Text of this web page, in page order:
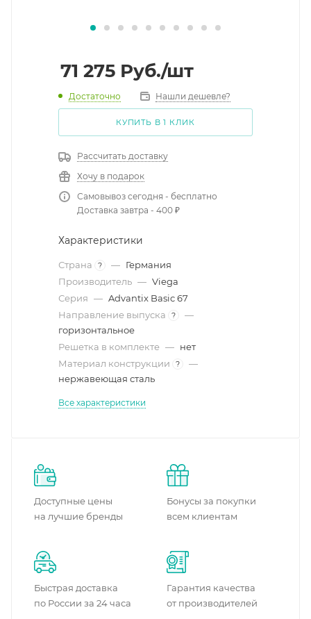
71 275 Руб./шт
Достаточно Нашли дешевле?
КУПИТЬ В 1 КЛИК
Рассчитать доставку
Хочу в подарок
Самовывоз сегодня - бесплатно
Доставка завтра - 400 ₽
Характеристики
Страна ? — Германия
Производитель — Viega
Серия — Advantix Basic 67
Направление выпуска
?
—
горизонтальное
Решетка в комплекте — нет
Материал конструкции
?
—
нержавеющая сталь
Все характеристики
Доступные цены
на лучшие бренды
Бонусы за покупки
всем клиентам
Быстрая доставка
по России за 24 часа
Гарантия качества
от производителей